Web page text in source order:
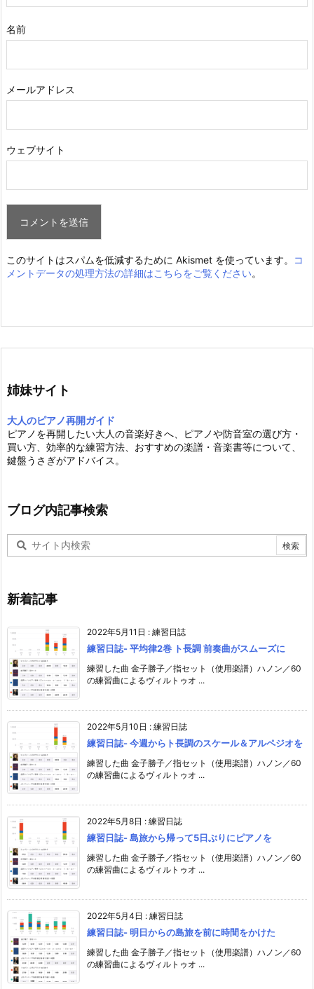
名前
メールアドレス
ウェブサイト
このサイトはスパムを低減するために Akismet を使っています。
コ
メントデータの処理方法の詳細はこちらをご覧ください。
姉妹サイト
大人のピアノ再開ガイド
ピアノを再開したい大人の音楽好きへ、ピアノや防音室の選び方・
買い方、効率的な練習方法、おすすめの楽譜・音楽書等について、
鍵盤うさぎがアドバイス。
ブログ内記事検索
新着記事
2022年5月11日 : 練習日誌
練習日誌- 平均律2巻 ト長調 前奏曲がスムーズに
練習した曲 金子勝子／指セット（使用楽譜）ハノン／60
の練習曲によるヴィルトゥオ ...
2022年5月10日 : 練習日誌
練習日誌- 今週からト長調のスケール＆アルペジオを
練習した曲 金子勝子／指セット（使用楽譜）ハノン／60
の練習曲によるヴィルトゥオ ...
2022年5月8日 : 練習日誌
練習日誌- 島旅から帰って5日ぶりにピアノを
練習した曲 金子勝子／指セット（使用楽譜）ハノン／60
の練習曲によるヴィルトゥオ ...
2022年5月4日 : 練習日誌
練習日誌- 明日からの島旅を前に時間をかけた
練習した曲 金子勝子／指セット（使用楽譜）ハノン／60
の練習曲によるヴィルトゥオ ...